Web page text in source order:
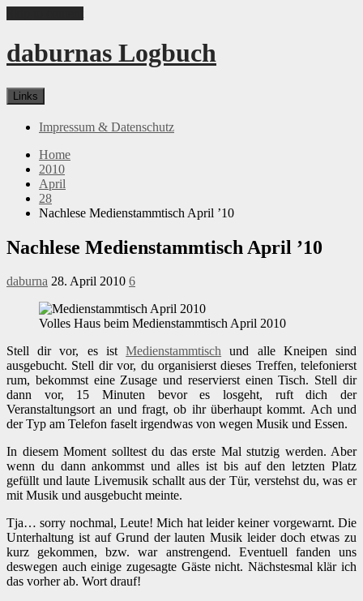
daburnas Logbuch
Links
Impressum & Datenschutz
Home
2010
April
28
Nachlese Medienstammtisch April ’10
Nachlese Medienstammtisch April ’10
daburna 28. April 2010 6
Volles Haus beim Medienstammtisch April 2010
Stell dir vor, es istMedienstammtisch und alle Kneipen sind
ausgebucht. Stell dir vor, du organisierst dieses Treffen, telefonierst
rum, bekommst eine Zusage und reservierst einen Tisch. Stell dir
dann vor, 15 Minuten bevor es losgeht, ruft dich der
Veranstaltungsort an und fragt, ob ihr überhaupt kommt. Ach und
der Typ am Telefon faselt irgendwas von wegen Musik und Essen.
In diesem Moment solltest du das erste Mal stutzig werden. Aber
wenn du dann ankommst und alles ist bis auf den letzten Platz
gefüllt und laute Livemusik schallt aus der Tür, verstehst du, was er
mit Musik und ausgebucht meinte.
Tja… sorry nochmal, Leute! Mich hat leider keiner vorgewarnt. Die
Unterhaltung ist auf Grund der lauten Musik leider doch etwas zu
kurz gekommen, bzw. war anstrengend. Eventuell fanden uns
deswegen auch einige zugesagte Gäste nicht. Nächstesmal klär ich
das vorher ab. Wort drauf!